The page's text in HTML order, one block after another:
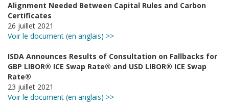
Alignment Needed Between Capital Rules and Carbon
Certificates
26 juillet 2021
Voir le document (en anglais) >>
ISDA Announces Results of Consultation on Fallbacks for
GBP LIBOR® ICE Swap Rate® and USD LIBOR® ICE Swap
Rate®
23 juillet 2021
Voir le document (en anglais) >>